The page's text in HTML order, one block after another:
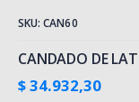
SKU: CAN60
CANDADO DE
$ 34.932,30